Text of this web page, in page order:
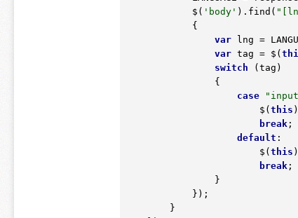
            $(
'body' ).find(
            {
var lng =
var tag = $(
switch (tag)
case
                        $(
this
break;
default :
                        $(
this
break;